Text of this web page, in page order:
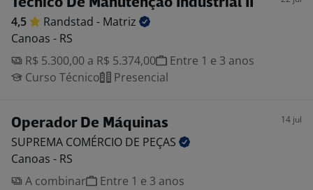
Técnico De Manutenção Industrial II
4,5 Randstad - Matriz
Canoas - RS
R$ 5.300,00 a R$ 5.374,00
Entre 1 e 3 anos
Curso Técnico
Presencial
Operador De Máquinas 14 jul
SUPREMA COMÉRCIO DE PEÇAS
Canoas - RS
A combinar
Entre 1 e 3 anos